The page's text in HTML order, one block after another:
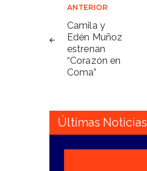
Navegación
de
entradas
ANTERIOR
Camila y
Edén Muñoz
estrenan
“Corazón en
Coma”
Últimas Noticias